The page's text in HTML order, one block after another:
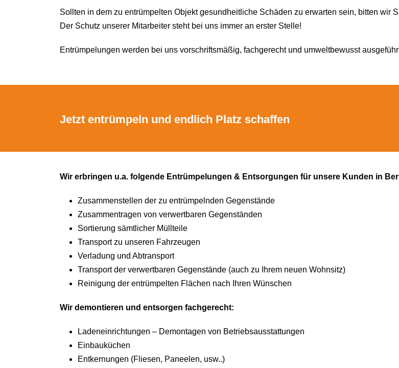
Sollten in dem zu entrümpelten Objekt gesundheitliche Schäden zu erwarten sein, bitten wir
Der Schutz unserer Mitarbeiter steht bei uns immer an erster Stelle!
Entrümpelungen werden bei uns vorschriftsmäßig, fachgerecht und umweltbewusst
Jetzt entrümpeln und endlich Platz schaffen
Wir erbringen u.a. folgende Entrümpelungen & Entsorgungen für unsere Kunden in
Zusammenstellen der zu entrümpelnden Gegenstände
Zusammentragen von verwertbaren Gegenständen
Sortierung sämtlicher Müllteile
Transport zu unseren Fahrzeugen
Verladung und Abtransport
Transport der verwertbaren Gegenstände (auch zu Ihrem neuen Wohnsitz)
Reinigung der entrümpelten Flächen nach Ihren Wünschen
Wir demontieren und entsorgen fachgerecht:
Ladeneinrichtungen – Demontagen von Betriebsausstattungen
Einbauküchen
Entkernungen (Fliesen, Paneelen, usw..)